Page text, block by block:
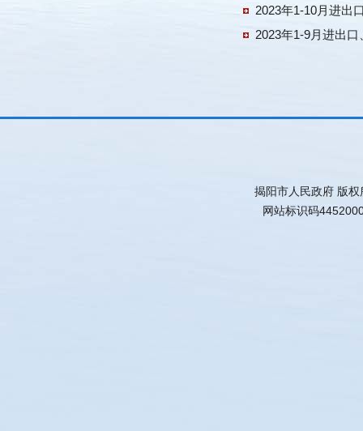
2023年1-10月进出
2023年1-9月进出
揭阳市人民政府 版
网站标识码